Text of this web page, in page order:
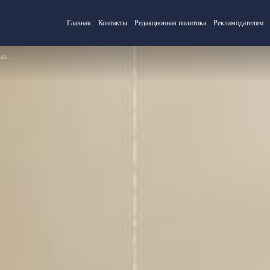
Главная Контакты Редакционная политика Рекламодателям